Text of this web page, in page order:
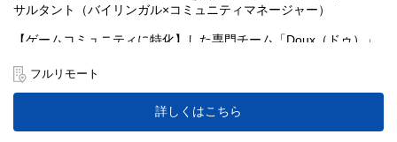
サルタント（バイリンガル×コミュニティマネージャー）
【ゲームコミュニティに特化】した専門チーム「Doux（ドゥ）」
コンサルタント/コミュニティマネージャー』を募集します！
トルの海外市場展開など、英語が必須のプロジェクトが増加中の
ため、【バイリンガル】人材を募集しています。
フルリモート
詳しくはこちら